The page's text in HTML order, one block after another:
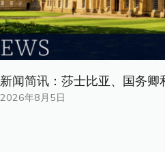
新闻简讯：莎士比亚、国务卿
2026年8月5日